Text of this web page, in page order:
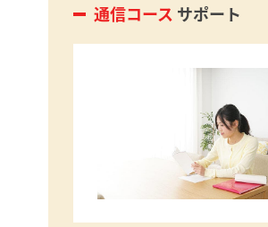
通信コース サポート